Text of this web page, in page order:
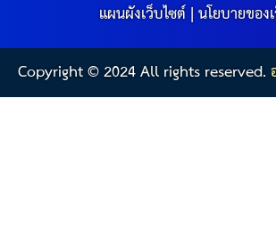
แผนผังเว็บไซต์|นโยบายของ
Copyright © 2024 All rights reserved.